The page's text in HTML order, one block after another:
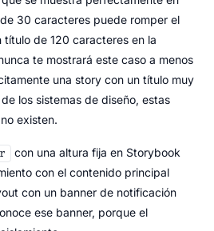
30 caracteres puede romper el
de 120 caracteres en la
te mostrará este caso a menos
una story con un título muy
los sistemas de diseño, estas
existen.
con una altura fija en Storybook
con el contenido principal
con un banner de notificación
ese banner, porque el